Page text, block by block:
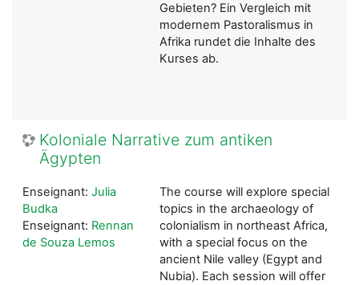
Gebieten? Ein Vergleich mit
modernem Pastoralismus in
Afrika rundet die Inhalte des
Kurses ab.
Koloniale Narrative zum antiken
Ägypten
The course will explore special
topics in the archaeology of
colonialism in northeast Africa,
with a special focus on the
ancient Nile valley (Egypt and
Nubia). Each session will offer
Enseignant: Julia
Budka
Enseignant: Rennan
de Souza Lemos